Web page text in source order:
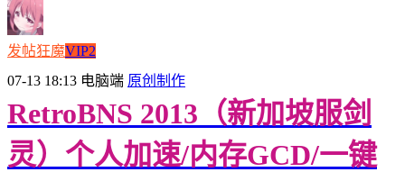
发帖狂魔VIP2
07-13 18:13 电脑端 原创制作
RetroBNS 2013（新加坡服剑
灵）个人加速/内存GCD/一键